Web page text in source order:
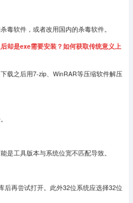
毒软件，或者改用国内的杀毒软件。
却是exe需要安装？如何获取传统意义上
载之后用7-zip、WinRAR等压缩软件解压
是工具版本与系统位宽不匹配导致。
后再尝试打开。此外32位系统应选择32位